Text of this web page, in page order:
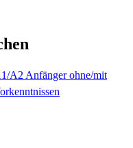
A2 Anfänger ohne/mit